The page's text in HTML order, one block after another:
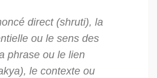
direct (shruti), la
ou le sens des
phrase ou le lien
), le contexte ou